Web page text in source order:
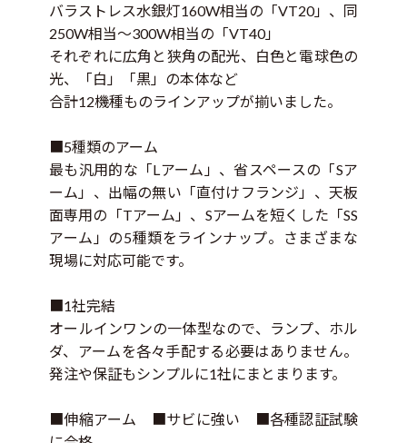
バラストレス水銀灯160W相当の「VT20」、同
250W相当～300W相当の「VT40」
それぞれに広角と狭角の配光、白色と電球色の
光、「白」「黒」の本体など
合計12機種ものラインアップが揃いました。
5種類のアーム
最も汎用的な「Lアーム」、省スペースの「Sア
ーム」、出幅の無い「直付けフランジ」、天板
面専用の「Tアーム」、Sアームを短くした「SS
アーム」の5種類をラインナップ。さまざまな
現場に対応可能です。
1社完結
オールインワンの一体型なので、ランプ、ホル
ダ、アームを各々手配する必要はありません。
発注や保証もシンプルに1社にまとまります。
伸縮アーム サビに強い
各種認証試験